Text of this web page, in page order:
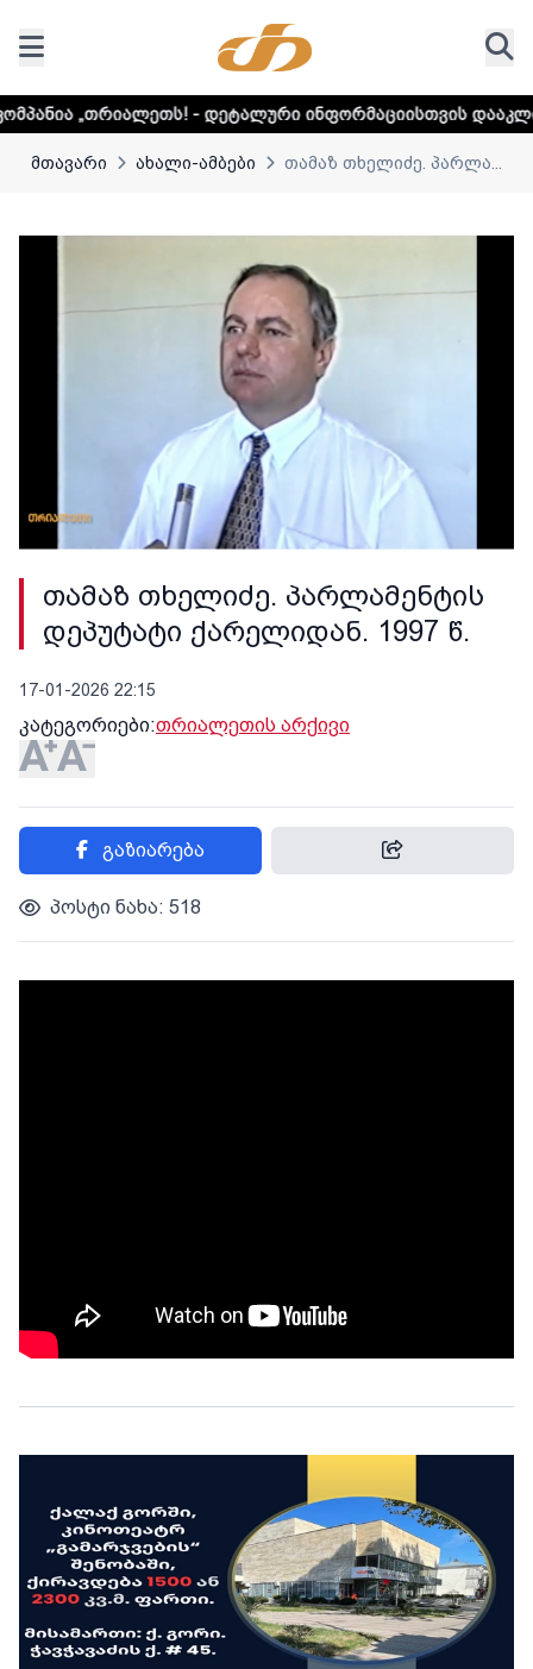
- დეტალური ინფორმაციისთვის დააკლიკეთ ლინკს
მთავარი ახალი-ამბები თამაზ თხელიძე. პარლა...
თამაზ თხელიძე. პარლამენტის
დეპუტატი ქარელიდან. 1997 წ.
17-01-2026 22:15
კატეგორიები:თრიალეთის არქივი
გაზიარება
პოსტი ნახა: 518